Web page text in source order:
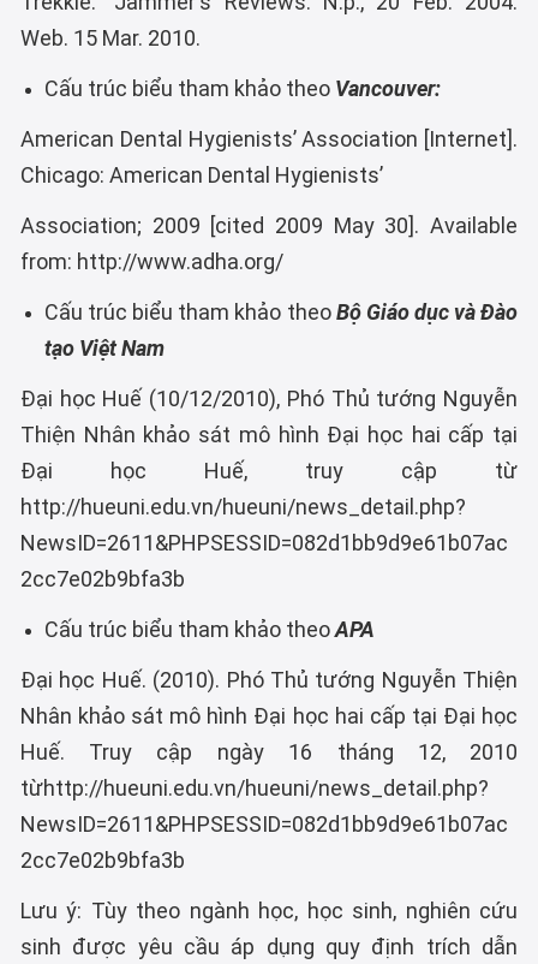
Web. 15 Mar. 2010.
Cấu trúc biểu tham khảo theo Vancouver:
American Dental Hygienists’ Association [Internet].
Chicago: American Dental Hygienists’
Association; 2009 [cited 2009 May 30]. Available
from: http://www.adha.org/
Cấu trúc biểu tham khảo theoBộ Giáo dục và Đào
tạo Việt Nam
Đại học Huế (10/12/2010), Phó Thủ tướng Nguyễn
Thiện Nhân khảo sát mô hình Đại học hai cấp tại
Đại học Huế, truy cập từ
http://hueuni.edu.vn/hueuni/news_detail.php?
NewsID=2611&PHPSESSID=082d1bb9d9e61b07ac
2cc7e02b9bfa3b
Cấu trúc biểu tham khảo theoAPA
Đại học Huế. (2010). Phó Thủ tướng Nguyễn Thiện
Nhân khảo sát mô hình Đại học hai cấp tại Đại học
Huế. Truy cập ngày 16 tháng 12, 2010
từhttp://hueuni.edu.vn/hueuni/news_detail.php?
NewsID=2611&PHPSESSID=082d1bb9d9e61b07ac
2cc7e02b9bfa3b
Lưu ý: Tùy theo ngành học, học sinh, nghiên cứu
sinh được yêu cầu áp dụng quy định trích dẫn